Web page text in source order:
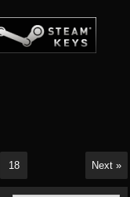
18 Next »